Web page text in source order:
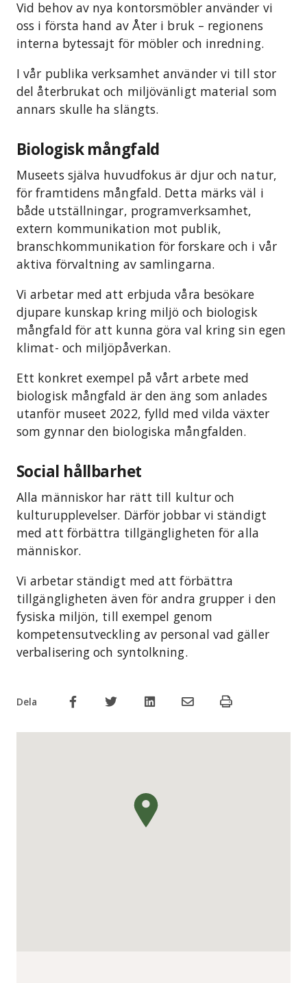
Vid behov av nya kontorsmöbler använder vi
oss i första hand av Åter i bruk – regionens
interna bytessajt för möbler och inredning.
I vår publika verksamhet använder vi till stor
del återbrukat och miljövänligt material som
annars skulle ha slängts.
Biologisk mångfald
Museets själva huvudfokus är djur och natur,
för framtidens mångfald. Detta märks väl i
både utställningar, programverksamhet,
extern kommunikation mot publik,
branschkommunikation för forskare och i vår
aktiva förvaltning av samlingarna.
Vi arbetar med att erbjuda våra besökare
djupare kunskap kring miljö och biologisk
mångfald för att kunna göra val kring sin egen
klimat- och miljöpåverkan.
Ett konkret exempel på vårt arbete med
biologisk mångfald är den äng som anlades
utanför museet 2022, fylld med vilda växter
som gynnar den biologiska mångfalden.
Social hållbarhet
Alla människor har rätt till kultur och
kulturupplevelser. Därför jobbar vi ständigt
med att förbättra tillgängligheten för alla
människor.
Vi arbetar ständigt med att förbättra
tillgängligheten även för andra grupper i den
fysiska miljön, till exempel genom
kompetensutveckling av personal vad gäller
verbalisering och syntolkning.
Dela